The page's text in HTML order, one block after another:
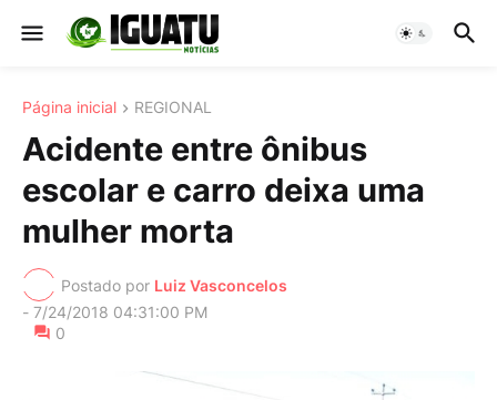
Página inicial REGIONAL
Acidente entre ônibus
escolar e carro deixa uma
mulher morta
Postado por Luiz Vasconcelos
- 7/24/2018 04:31:00 PM
0